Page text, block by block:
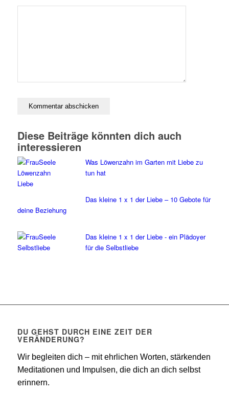
Diese Beiträge könnten dich auch
interessieren
Was Löwenzahn im Garten mit Liebe zu
tun hat
Das kleine 1 x 1 der Liebe – 10 Gebote für
deine Beziehung
Das kleine 1 x 1 der Liebe - ein Plädoyer
für die Selbstliebe
DU GEHST DURCH EINE ZEIT DER
VERÄNDERUNG?
Wir begleiten dich – mit ehrlichen Worten, stärkenden
Meditationen und Impulsen, die dich an dich selbst
erinnern.